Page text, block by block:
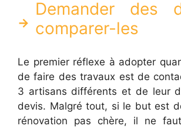
Demander des
comparer-les
Le premier réflexe à adopter
de faire des travaux est de
3 artisans différents et de leur
devis. Malgré tout, si le but est
rénovation pas chère, il ne